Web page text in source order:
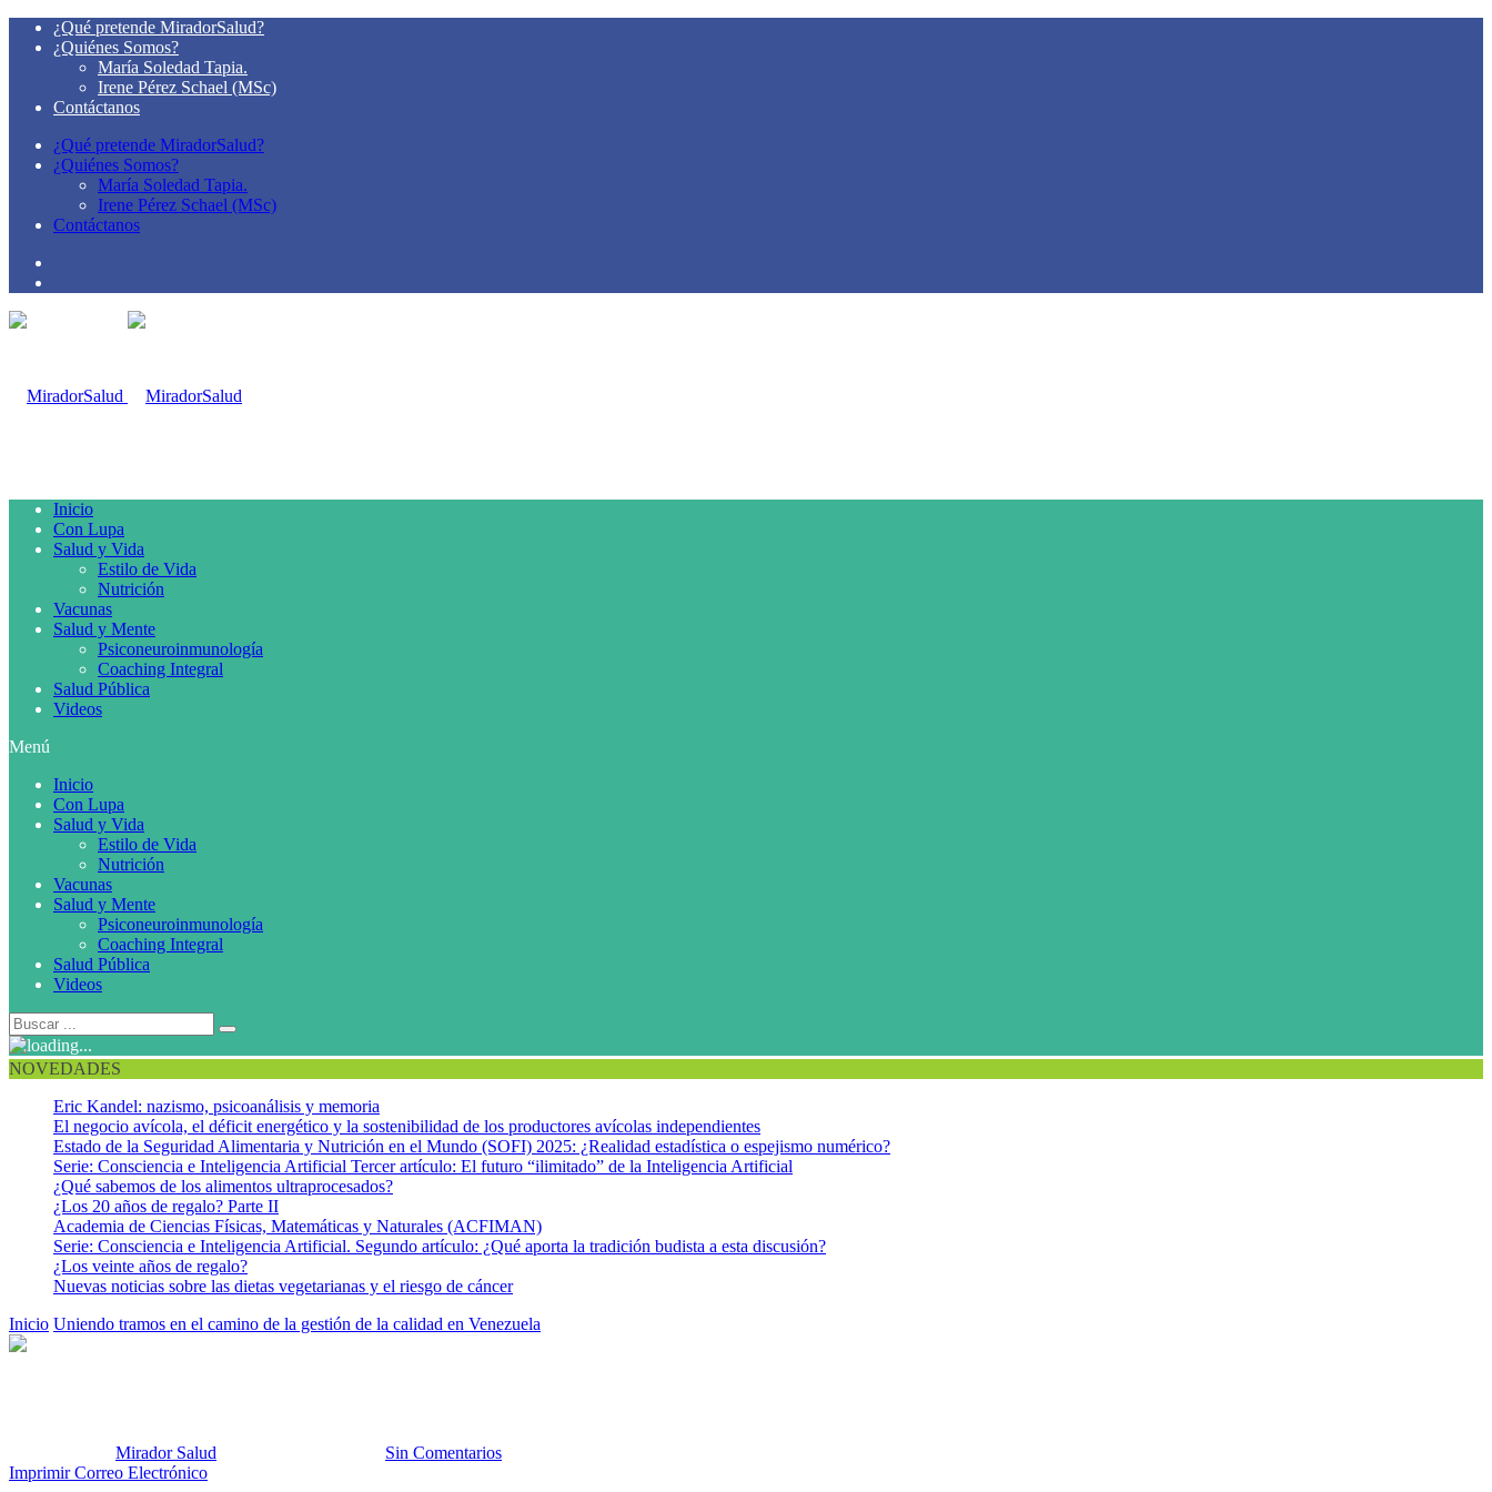
¿Qué pretende MiradorSalud?
¿Quiénes Somos?
María Soledad Tapia.
Irene Pérez Schael (MSc)
Contáctanos
¿Qué pretende MiradorSalud?
¿Quiénes Somos?
María Soledad Tapia.
Irene Pérez Schael (MSc)
Contáctanos
Inicio
Con Lupa
Salud y Vida
Estilo de Vida
Nutrición
Vacunas
Salud y Mente
Psiconeuroinmunología
Coaching Integral
Salud Pública
Videos
Menú
Inicio
Con Lupa
Salud y Vida
Estilo de Vida
Nutrición
Vacunas
Salud y Mente
Psiconeuroinmunología
Coaching Integral
Salud Pública
Videos
NOVEDADES
Eric Kandel: nazismo, psicoanálisis y memoria
El negocio avícola, el déficit energético y la sostenibilidad de los productores avícolas independientes
Estado de la Seguridad Alimentaria y Nutrición en el Mundo (SOFI) 2025: ¿Realidad estadística o espejismo numérico?
Serie: Consciencia e Inteligencia Artificial Tercer artículo: El futuro “ilimitado” de la Inteligencia Artificial
¿Qué sabemos de los alimentos ultraprocesados?
¿Los 20 años de regalo? Parte II
Academia de Ciencias Físicas, Matemáticas y Naturales (ACFIMAN)
Serie: Consciencia e Inteligencia Artificial. Segundo artículo: ¿Qué aporta la tradición budista a esta discusión?
¿Los veinte años de regalo?
Nuevas noticias sobre las dietas vegetarianas y el riesgo de cáncer
Inicio Uniendo tramos en el camino de la gestión de la calidad en Venezuela
Mirador Salud
Sin Comentarios
Imprimir Correo Electrónico